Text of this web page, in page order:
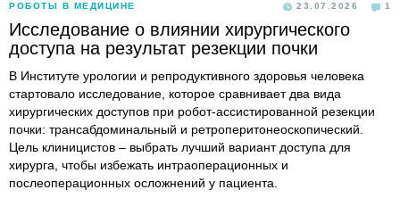
РОБОТЫ В МЕДИЦИНЕ 23.07.2026 1
Исследование о влиянии хирургического
доступа на результат резекции почки
В Институте урологии и репродуктивного здоровья человека
стартовало исследование, которое сравнивает два вида
хирургических доступов при робот-ассистированной резекции
почки: трансабдоминальный и ретроперитонеоскопический.
Цель клиницистов – выбрать лучший вариант доступа для
хирурга, чтобы избежать интраоперационных и
послеоперационных осложнений у пациента.